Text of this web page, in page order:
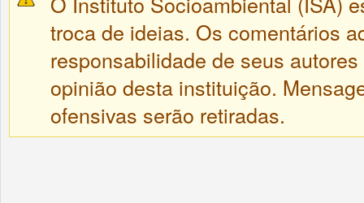
troca de ideias. Os comentários
responsabilidade de seus
opinião desta instituição.
ofensivas serão retiradas.